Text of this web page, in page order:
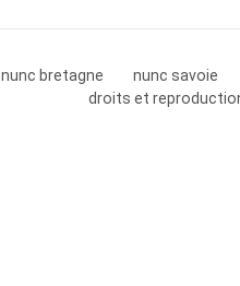
nunc bretagne nunc savoie
droits et